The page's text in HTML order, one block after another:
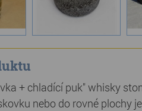
+ chladící puk" whisky
nebo do rovné plochy